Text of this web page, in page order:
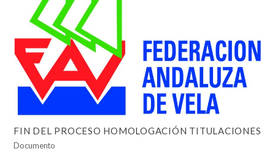
FIN DEL PROCESO HOMOLOGACIÓN TITULACIONES
Documento